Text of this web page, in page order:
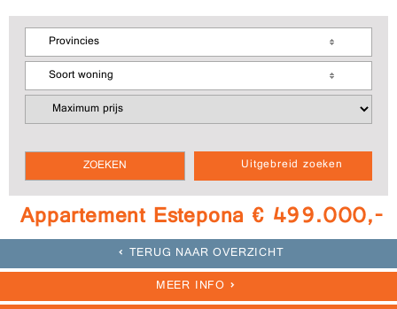
Uitgebreid zoeken
Provincies
Soort woning
Appartement Estepona € 499.000,-
TERUG NAAR OVERZICHT
MEER INFO